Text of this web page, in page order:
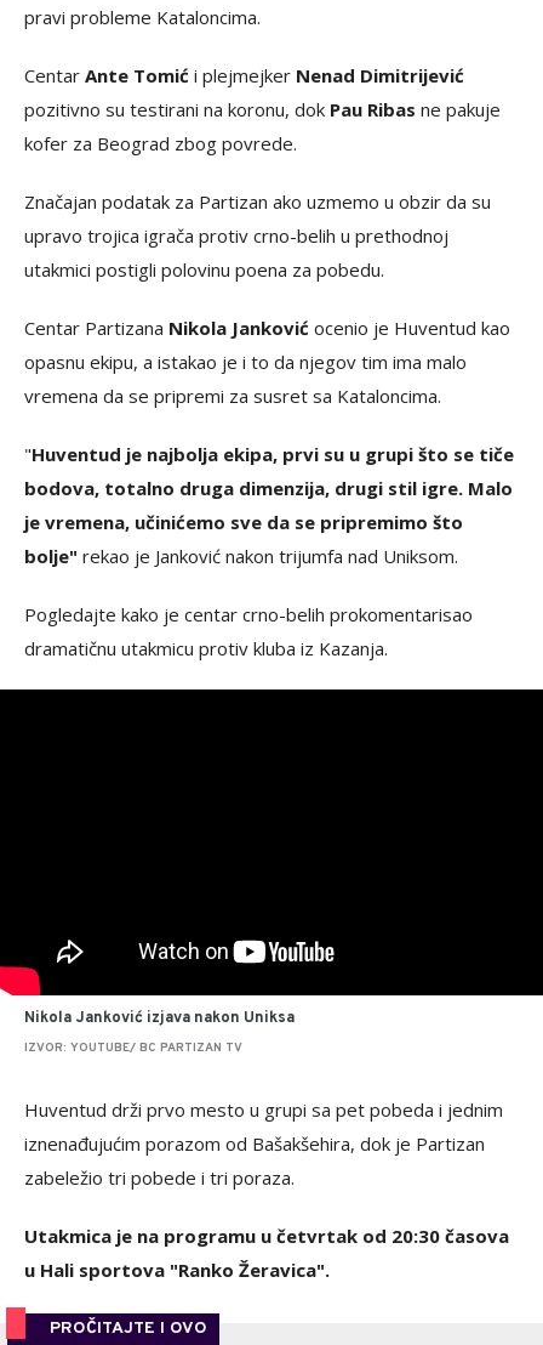
pravi probleme Kataloncima.
Centar Ante Tomić i plejmejker Nenad Dimitrijević
pozitivno su testirani na koronu, dok Pau Ribas ne pakuje
kofer za Beograd zbog povrede.
Značajan podatak za Partizan ako uzmemo u obzir da su
upravo trojica igrača protiv crno-belih u prethodnoj
utakmici postigli polovinu poena za pobedu.
Centar Partizana Nikola Janković ocenio je Huventud kao
opasnu ekipu, a istakao je i to da njegov tim ima malo
vremena da se pripremi za susret sa Kataloncima.
"Huventud je najbolja ekipa, prvi su u grupi što se tiče
bodova, totalno druga dimenzija, drugi stil igre. Malo
je vremena, učinićemo sve da se pripremimo što
bolje" rekao je Janković nakon trijumfa nad Uniksom.
Pogledajte kako je centar crno-belih prokomentarisao
dramatičnu utakmicu protiv kluba iz Kazanja.
Nikola Janković izjava nakon Uniksa
IZVOR: YOUTUBE/ BC PARTIZAN TV
Huventud drži prvo mesto u grupi sa pet pobeda i jednim
iznenađujućim porazom od Bašakšehira, dok je Partizan
zabeležio tri pobede i tri poraza.
Utakmica je na programu u četvrtak od 20:30 časova
u Hali sportova "Ranko Žeravica".
PROČITAJTE I OVO